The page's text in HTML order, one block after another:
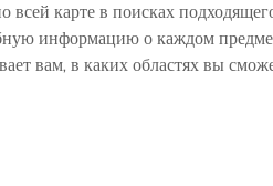
всей карте в поисках
информацию о каждом
вам, в каких областях вы
Путеводитель по
перемещению по
Азероту: как